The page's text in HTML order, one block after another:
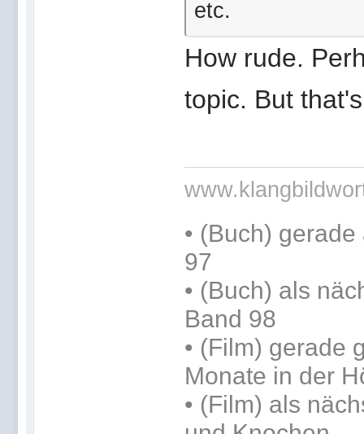
etc.
How rude.
topic. But
• (Buch) gerade
97
• (Buch) als
Band 98
• (Film) gerade
Monate in der
• (Film) als